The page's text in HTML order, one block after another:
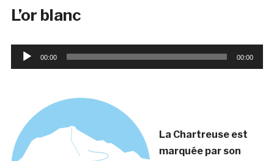
L’or blanc
Lecteur
audio
00:00 00:00
La Chartreuse est
marquée par son